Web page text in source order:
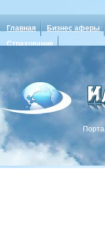
Главная Бизнес аферы
Страхование